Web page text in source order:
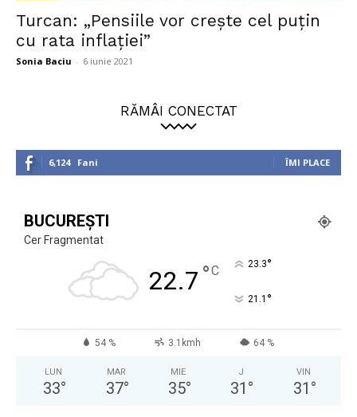
Turcan: „Pensiile vor creşte cel puţin
cu rata inflaţiei”
Sonia Baciu - 6 iunie 2021
RĂMÂI CONECTAT
6,124 Fani ÎMI PLACE
BUCUREȘTI
Cer Fragmentat
22.7 °C 23.3°
21.1 °
54 % 3.1kmh 64 %
LUN
33°
MAR
37°
MIE
35°
J
31 °
VIN
31 °